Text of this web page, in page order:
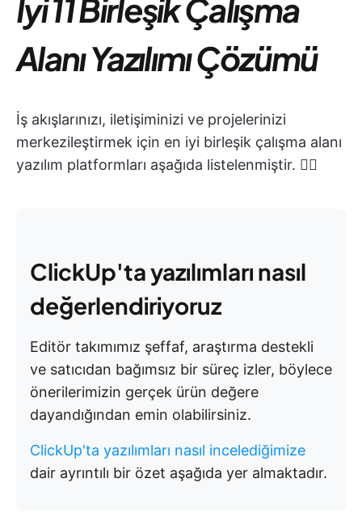
İyi 11 Birleşik Çalışma
Alanı Yazılımı Çözümü
İş akışlarınızı, iletişiminizi ve projelerinizi
merkezileştirmek için en iyi birleşik çalışma alanı
yazılım platformları aşağıda listelenmiştir. 👇🏼
ClickUp'ta yazılımları nasıl
değerlendiriyoruz
Editör takımımız şeffaf, araştırma destekli
ve satıcıdan bağımsız bir süreç izler, böylece
önerilerimizin gerçek ürün değere
dayandığından emin olabilirsiniz.
ClickUp'ta yazılımları nasıl incelediğimize
dair ayrıntılı bir özet aşağıda yer almaktadır.